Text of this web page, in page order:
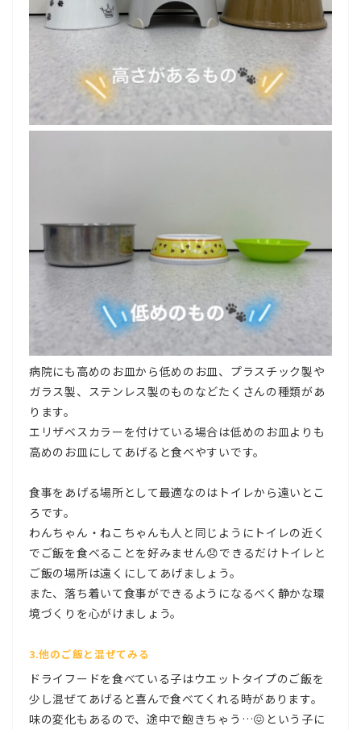
病院にも高めのお皿から低めのお皿、プラスチック製や
ガラス製、ステンレス製のものなどたくさんの種類があ
ります。
エリザベスカラーを付けている場合は低めのお皿よりも
高めのお皿にしてあげると食べやすいです。
食事をあげる場所として最適なのはトイレから遠いとこ
ろです。
わんちゃん・ねこちゃんも人と同じようにトイレの近く
でご飯を食べることを好みません😞できるだけトイレと
ご飯の場所は遠くにしてあげましょう。
また、落ち着いて食事ができるようになるべく静かな環
境づくりを心がけましょう。
3.他のご飯と混ぜてみる
ドライフードを食べている子はウエットタイプのご飯を
少し混ぜてあげると喜んで食べてくれる時があります。
味の変化もあるので、途中で飽きちゃう…😖という子に